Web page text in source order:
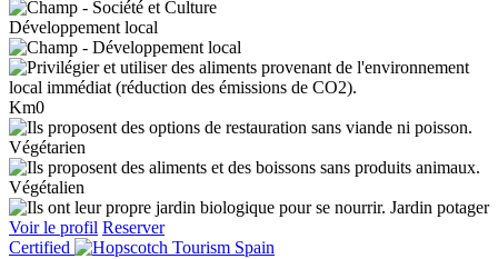
Développement local
Km0
Végétarien
Végétalien
Jardin potager
Voir le profil Reserver
Certified